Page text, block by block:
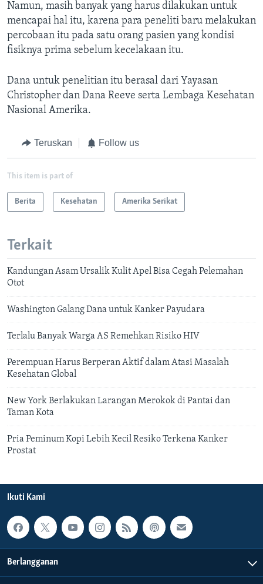
Namun, masih banyak yang harus dilakukan untuk
mencapai hal itu, karena para peneliti baru melakukan
percobaan itu pada satu orang pasien yang kondisi
fisiknya prima sebelum kecelakaan itu.
Dana untuk penelitian itu berasal dari Yayasan
Christopher dan Dana Reeve serta Lembaga Kesehatan
Nasional Amerika.
Teruskan Follow us
This item is part of
Berita Kesehatan Amerika Serikat
Terkait
Kandungan Asam Ursalik Kulit Apel Bisa Cegah Pelemahan
Otot
Washington Galang Dana untuk Kanker Payudara
Terlalu Banyak Warga AS Remehkan Risiko HIV
Perempuan Harus Berperan Aktif dalam Atasi Masalah
Kesehatan Global
New York Berlakukan Larangan Merokok di Pantai dan
Taman Kota
Pria Peminum Kopi Lebih Kecil Resiko Terkena Kanker
Prostat
Ikuti Kami
Berlangganan